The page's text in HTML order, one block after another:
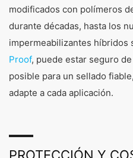
modificados con polímeros
durante décadas, hasta los
impermeabilizantes híbridos
Proof, puede estar seguro
posible para un sellado
adapte a cada aplicación.